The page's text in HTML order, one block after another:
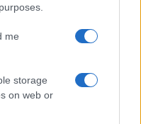
me
storage
on web or
$83,270.00